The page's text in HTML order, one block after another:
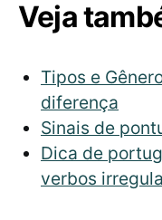
Veja
Tipos e
diferença
Sinais de
Dica de
verbos